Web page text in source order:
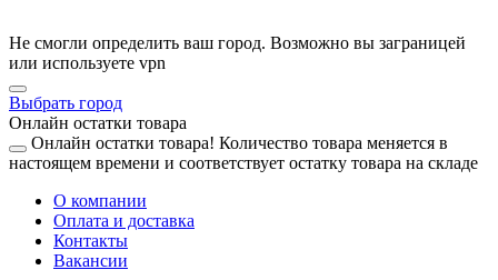
Не смогли определить ваш город. Возможно вы заграницей
или используете vpn
Выбрать город
Онлайн остатки товара
Онлайн остатки товара! Количество товара меняется в
настоящем времени и соответствует остатку товара на складе
О компании
Оплата и доставка
Контакты
Вакансии